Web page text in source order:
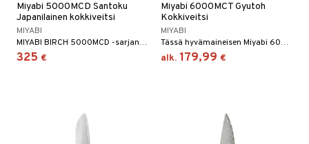
Miyabi 5000MCD Santoku
Japanilainen kokkiveitsi
MIYABI
MIYABI BIRCH 5000MCD -sarjan ensiluokkainen japanilainen Santoku-veitsi tekee ruoanlaitosta helppoa ja antaa tyyliä.
325 €
Miyabi 6000MCT Gyutoh
Kokkiveitsi
MIYABI
Tässä hyvämaineisen Miyabi 6000MCT GYUTOH-veitsessä on sileä ja kapeneva terä.
alk. 179,99 €